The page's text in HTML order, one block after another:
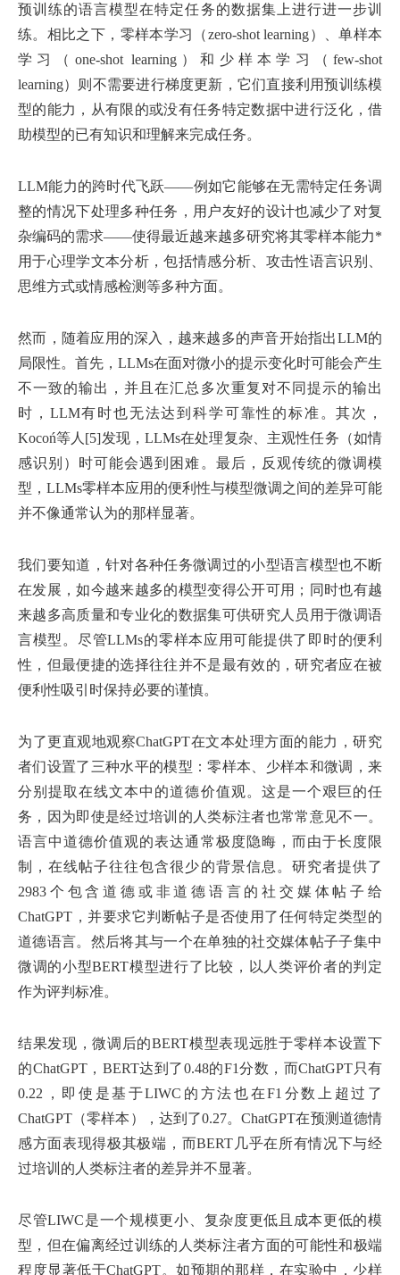
预训练的语言模型在特定任务的数据集上进行进一步训
练。相比之下，零样本学习（zero-shot learning）、单样本
学习（one-shot learning）和少样本学习（few-shot
learning）则不需要进行梯度更新，它们直接利用预训练模
型的能力，从有限的或没有任务特定数据中进行泛化，借
助模型的已有知识和理解来完成任务。
LLM能力的跨时代飞跃——例如它能够在无需特定任务调
整的情况下处理多种任务，用户友好的设计也减少了对复
杂编码的需求——使得最近越来越多研究将其零样本能力*
用于心理学文本分析，包括情感分析、攻击性语言识别、
思维方式或情感检测等多种方面。
然而，随着应用的深入，越来越多的声音开始指出LLM的
局限性。首先，LLMs在面对微小的提示变化时可能会产生
不一致的输出，并且在汇总多次重复对不同提示的输出
时，LLM有时也无法达到科学可靠性的标准。其次，
Kocoń等人[5]发现，LLMs在处理复杂、主观性任务（如情
感识别）时可能会遇到困难。最后，反观传统的微调模
型，LLMs零样本应用的便利性与模型微调之间的差异可能
并不像通常认为的那样显著。
我们要知道，针对各种任务微调过的小型语言模型也不断
在发展，如今越来越多的模型变得公开可用；同时也有越
来越多高质量和专业化的数据集可供研究人员用于微调语
言模型。尽管LLMs的零样本应用可能提供了即时的便利
性，但最便捷的选择往往并不是最有效的，研究者应在被
便利性吸引时保持必要的谨慎。
为了更直观地观察ChatGPT在文本处理方面的能力，研究
者们设置了三种水平的模型：零样本、少样本和微调，来
分别提取在线文本中的道德价值观。这是一个艰巨的任
务，因为即使是经过培训的人类标注者也常常意见不一。
语言中道德价值观的表达通常极度隐晦，而由于长度限
制，在线帖子往往包含很少的背景信息。研究者提供了
2983个包含道德或非道德语言的社交媒体帖子给
ChatGPT，并要求它判断帖子是否使用了任何特定类型的
道德语言。然后将其与一个在单独的社交媒体帖子子集中
微调的小型BERT模型进行了比较，以人类评价者的判定
作为评判标准。
结果发现，微调后的BERT模型表现远胜于零样本设置下
的ChatGPT，BERT达到了0.48的F1分数，而ChatGPT只有
0.22，即使是基于LIWC的方法也在F1分数上超过了
ChatGPT（零样本），达到了0.27。ChatGPT在预测道德情
感方面表现得极其极端，而BERT几乎在所有情况下与经
过培训的人类标注者的差异并不显著。
尽管LIWC是一个规模更小、复杂度更低且成本更低的模
型，但在偏离经过训练的人类标注者方面的可能性和极端
程度显著低于ChatGPT。如预期的那样，在实验中，少样